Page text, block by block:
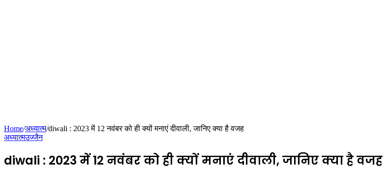
Home/अध्यात्म/diwali : 2023 में 12 नवंबर को ही क्यों मनाएं दीवाली, जानिए क्या है वजह
अध्यात्मउज्जैन
diwali : 2023 में 12 नवंबर को ही क्यों मनाएं दीवाली, जानिए क्या है वजह